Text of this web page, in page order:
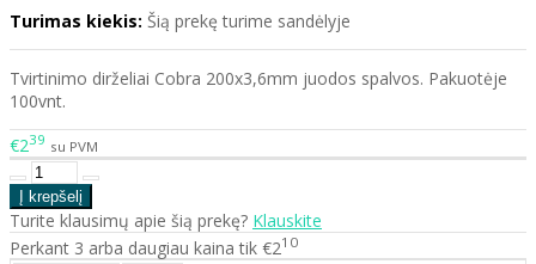
Turimas kiekis: Šią prekę turime sandėlyje
Tvirtinimo dirželiai Cobra 200x3,6mm juodos spalvos. Pakuotėje
100vnt.
€239 su PVM
Turite klausimų apie šią prekę? Klauskite
Perkant 3 arba daugiau kaina tik €210